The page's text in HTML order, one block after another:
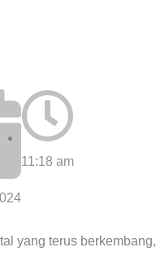
11:18 am
yang terus berkembang,